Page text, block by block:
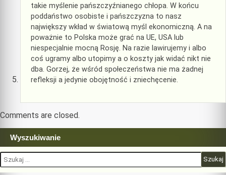
takie myślenie pańszczyźnianego chłopa. W końcu
poddaństwo osobiste i pańszczyzna to nasz
największy wkład w światową myśl ekonomiczną. A na
poważnie to Polska może grać na UE, USA lub
niespecjalnie mocną Rosję. Na razie lawirujemy i albo
coś ugramy albo utopimy a o koszty jak widać nikt nie
dba. Gorzej, że wśród społeczeństwa nie ma żadnej
refleksji a jedynie obojętność i zniechęcenie.
Comments are closed.
Wyszukiwanie
Szukaj: